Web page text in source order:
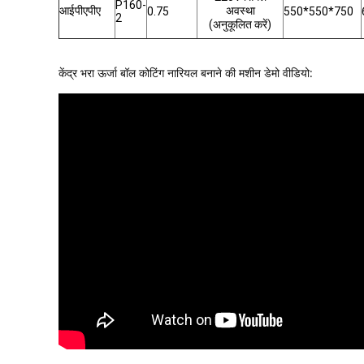
आईपीएपीए
P160-
2
0.75
अवस्था
(अनुकूलित करें)
550*550*750
केंद्र भरा ऊर्जा बॉल कोटिंग नारियल बनाने की मशीन डेमो वीडियो: